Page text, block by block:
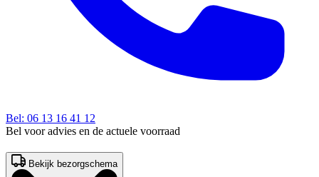
Bel: 06 13 16 41 12
Bel voor advies en de actuele voorraad
Bekijk bezorgschema